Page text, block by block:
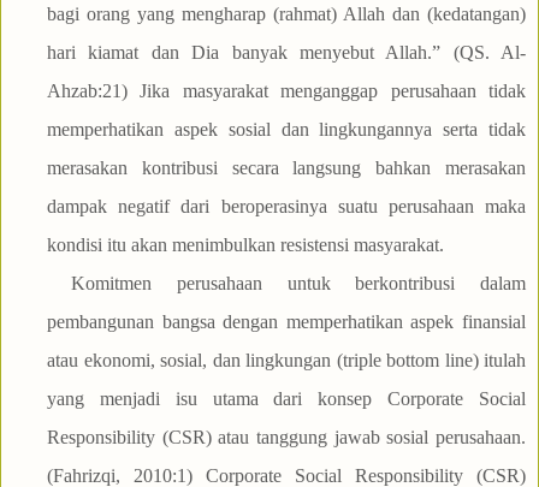
bagi orang yang mengharap (rahmat) Allah dan (kedatangan)
hari kiamat dan Dia banyak menyebut Allah.” (QS. Al-
Ahzab:21) Jika masyarakat menganggap perusahaan tidak
memperhatikan aspek sosial dan lingkungannya serta tidak
merasakan kontribusi secara langsung bahkan merasakan
dampak negatif dari beroperasinya suatu perusahaan maka
kondisi itu akan menimbulkan resistensi masyarakat.
Komitmen perusahaan untuk berkontribusi dalam
pembangunan bangsa dengan memperhatikan aspek finansial
atau ekonomi, sosial, dan lingkungan (triple bottom line) itulah
yang menjadi isu utama dari konsep Corporate Social
Responsibility (CSR) atau tanggung jawab sosial perusahaan.
(Fahrizqi, 2010:1) Corporate Social Responsibility (CSR)